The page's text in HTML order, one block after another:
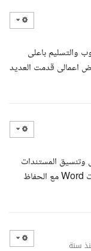
والتسليم باعلى
اعمالى قدمت العديد
وتنسيق المستندات
باحتراف. جاهز لتحويل 20 صفحة PDF إلى ملفات Word مع الحفاظ
سنة